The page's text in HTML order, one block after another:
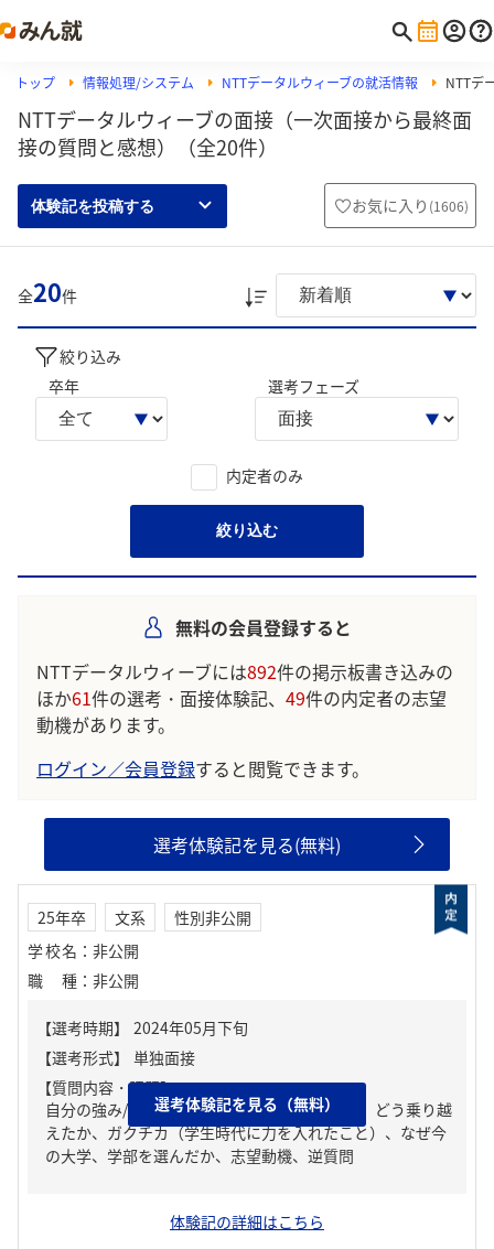
トップ 情報処理/システム NTTデータルウィーブの就活情報 NTTデ
NTTデータルウィーブの面接（一次面接から最終面
接の質問と感想）（全20件）
体験記を投稿する お気に入り (1606)
全20件
絞り込み
卒年
選考フェーズ
内定者のみ
絞り込む
無料の会員登録すると
NTTデータルウィーブには892件の掲示板書き込みの
ほか61件の選考・面接体験記、 49件の内定者の志望
動機があります。
ログイン／会員登録すると閲覧できます。
選考体験記を見る(無料)
25年卒 文系
性別非公開
学校名 ： 非公開
職種 ： 非公開
【質問内容・課題】
自分の強み/弱み、人生の中で大きな挫折経験。どう乗り越
えたか、ガクチカ（学生時代に力を入れたこと）、なぜ今
の大学、学部を選んだか、志望動機、逆質問
選考体験記を見る（無料）
体験記の詳細はこちら